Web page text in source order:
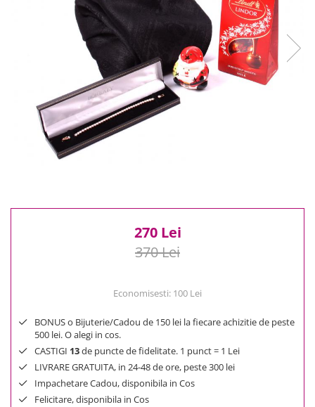
Cele mai vandute
Cele mai votate
0 Lei - 100 Lei
100 Lei - 200 Lei
200 Lei - 300 Lei
300 Lei - 500 Lei
270 Lei
370 Lei
Economisesti: 100 Lei
BONUS o Bijuterie/Cadou de 150 lei la fiecare achizitie de peste
500 lei. O alegi in cos.
CASTIGI 13de puncte de fidelitate. 1 punct = 1 Lei
LIVRARE GRATUITA, in 24-48 de ore, peste 300 lei
Impachetare Cadou, disponibila in Cos
Felicitare, disponibila in Cos